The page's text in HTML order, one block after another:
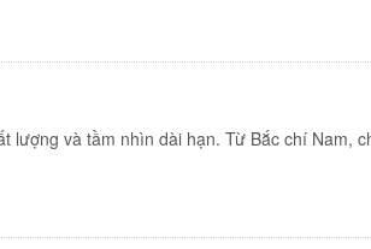
lượng và tầm nhìn dài hạn. Từ Bắc chí Nam,